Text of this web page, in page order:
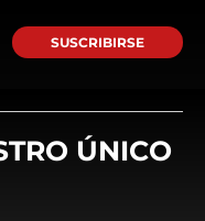
SUSCRIBIRSE
ÚNICO